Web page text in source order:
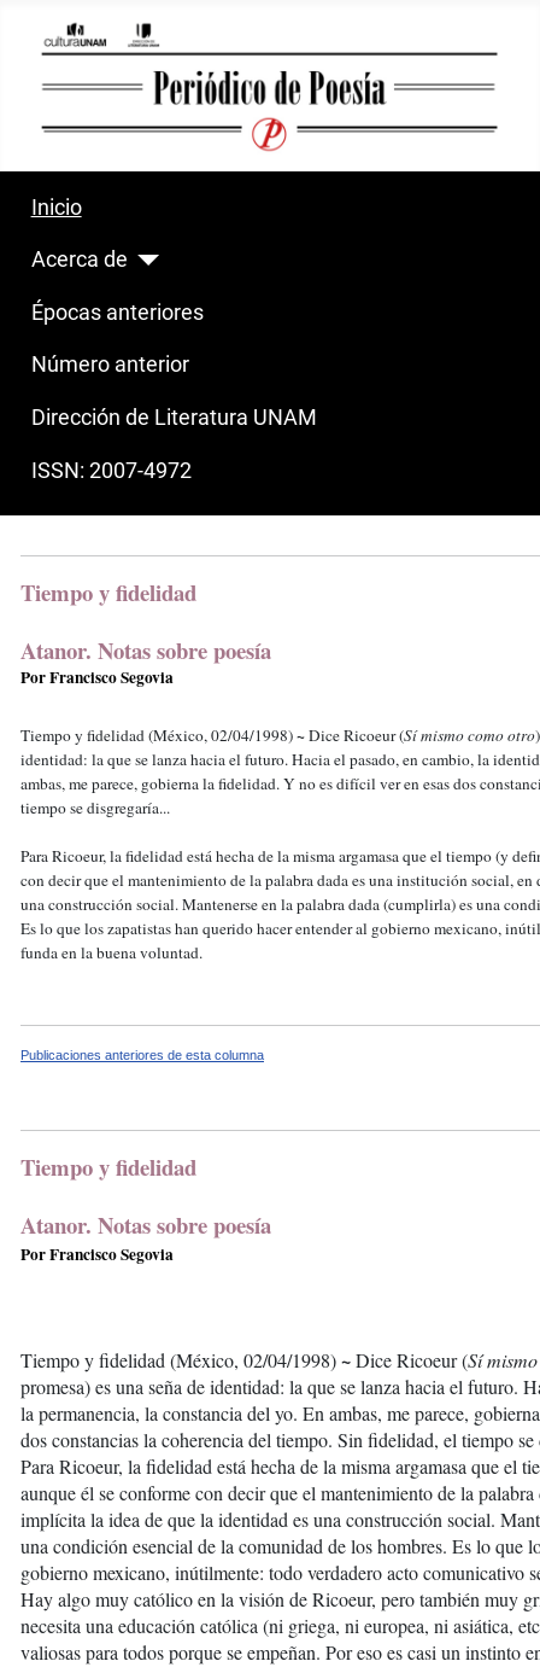
Inicio
Acerca de
Épocas anteriores
Número anterior
Dirección de Literatura UNAM
ISSN: 2007-4972
Tiempo y fidelidad
Atanor. Notas sobre poesía
Por Francisco Segovia
Tiempo y fidelidad (México, 02/04/1998)~Dice Ricoeur (Sí mismo como otro
identidad: la que se lanza hacia el futuro. Hacia el pasado, en cambio, la
ambas, me parece, gobierna la fidelidad. Y no es difícil ver en esas dos
tiempo se disgregaría...
Para Ricoeur, la fidelidad está hecha de la misma argamasa que el tiempo (y
con decir que el mantenimiento de la palabra dada es una institución social,
una construcción social. Mantenerse en la palabra dada (cumplirla) es una
Es lo que los zapatistas han querido hacer entender al gobierno mexicano,
funda en la buena voluntad.
Publicaciones anteriores de esta columna
Tiempo y fidelidad
Atanor. Notas sobre poesía
Por Francisco Segovia
Tiempo y fidelidad (México, 02/04/1998)~Dice Ricoeur (Sí
promesa) es una seña de identidad: la que se lanza hacia el futuro.
la permanencia, la constancia del yo. En ambas, me parece,
dos constancias la coherencia del tiempo. Sin fidelidad, el tiempo
Para Ricoeur, la fidelidad está hecha de la misma argamasa que el
aunque él se conforme con decir que el mantenimiento de la
implícita la idea de que la identidad es una construcción social.
una condición esencial de la comunidad de los hombres. Es lo que
gobierno mexicano, inútilmente: todo verdadero acto comunicativo
Hay algo muy católico en la visión de Ricoeur, pero también muy
necesita una educación católica (ni griega, ni europea, ni asiática,
valiosas para todos porque se empeñan. Por eso es casi un instinto